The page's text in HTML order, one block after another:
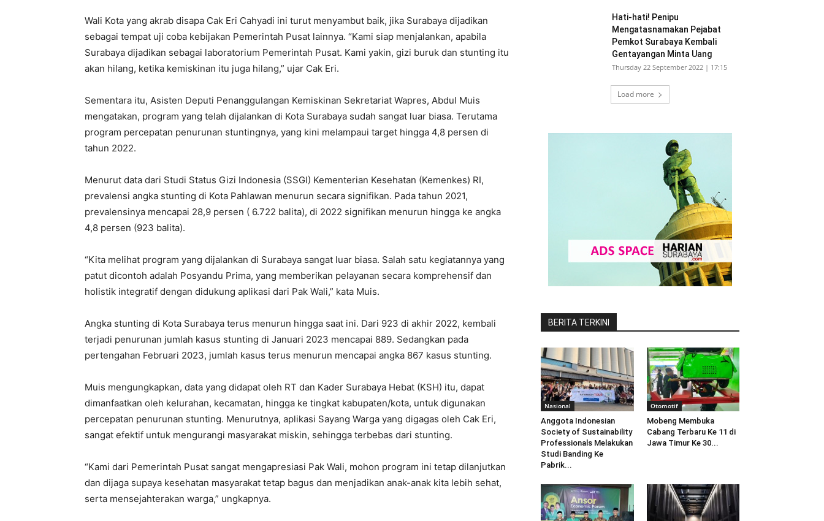
Wali Kota yang akrab disapa Cak Eri Cahyadi ini turut menyambut baik, jika Surabaya dijadikan
sebagai tempat uji coba kebijakan Pemerintah Pusat lainnya. “Kami siap menjalankan, apabila
Surabaya dijadikan sebagai laboratorium Pemerintah Pusat. Kami yakin, gizi buruk dan stunting itu
akan hilang, ketika kemiskinan itu juga hilang,” ujar Cak Eri.
Sementara itu, Asisten Deputi Penanggulangan Kemiskinan Sekretariat Wapres, Abdul Muis
mengatakan, program yang telah dijalankan di Kota Surabaya sudah sangat luar biasa. Terutama
program percepatan penurunan stuntingnya, yang kini melampaui target hingga 4,8 persen di
tahun 2022.
Menurut data dari Studi Status Gizi Indonesia (SSGI) Kementerian Kesehatan (Kemenkes) RI,
prevalensi angka stunting di Kota Pahlawan menurun secara signifikan. Pada tahun 2021,
prevalensinya mencapai 28,9 persen ( 6.722 balita), di 2022 signifikan menurun hingga ke angka
4,8 persen (923 balita).
“Kita melihat program yang dijalankan di Surabaya sangat luar biasa. Salah satu kegiatannya yang
patut dicontoh adalah Posyandu Prima, yang memberikan pelayanan secara komprehensif dan
holistik integratif dengan didukung aplikasi dari Pak Wali,” kata Muis.
Angka stunting di Kota Surabaya terus menurun hingga saat ini. Dari 923 di akhir 2022, kembali
terjadi penurunan jumlah kasus stunting di Januari 2023 mencapai 889. Sedangkan pada
pertengahan Februari 2023, jumlah kasus terus menurun mencapai angka 867 kasus stunting.
Muis mengungkapkan, data yang didapat oleh RT dan Kader Surabaya Hebat (KSH) itu, dapat
dimanfaatkan oleh kelurahan, kecamatan, hingga ke tingkat kabupaten/kota, untuk digunakan
percepatan penurunan stunting. Menurutnya, aplikasi Sayang Warga yang digagas oleh Cak Eri,
sangat efektif untuk mengurangi masyarakat miskin, sehingga terbebas dari stunting.
“Kami dari Pemerintah Pusat sangat mengapresiasi Pak Wali, mohon program ini tetap dilanjutkan
dan dijaga supaya kesehatan masyarakat tetap bagus dan menjadikan anak-anak kita lebih sehat,
serta mensejahterakan warga,” ungkapnya.
Hati-hati! Penipu
Mengatasnamakan Pejabat
Pemkot Surabaya Kembali
Gentayangan Minta Uang
Thursday 22 September 2022 | 17:15
Load more
BERITA TERKINI
Nasional
Anggota Indonesian
Society of Sustainability
Professionals Melakukan
Studi Banding Ke
Pabrik...
Otomotif
Mobeng Membuka
Cabang Terbaru Ke 11 di
Jawa Timur Ke 30...